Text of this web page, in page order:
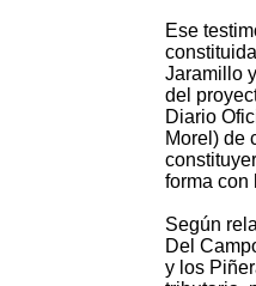
Ese
Jaramillo
del
Diario
Morel) de
forma con
Según
Del
y los